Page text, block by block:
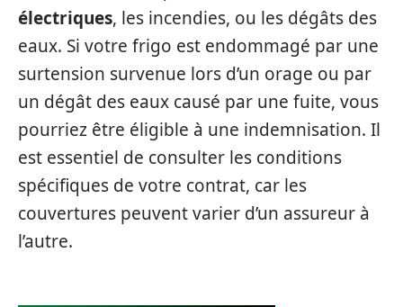
électriques, les incendies, ou les dégâts des
eaux. Si votre frigo est endommagé par une
surtension survenue lors d’un orage ou par
un dégât des eaux causé par une fuite, vous
pourriez être éligible à une indemnisation. Il
est essentiel de consulter les conditions
spécifiques de votre contrat, car les
couvertures peuvent varier d’un assureur à
l’autre.